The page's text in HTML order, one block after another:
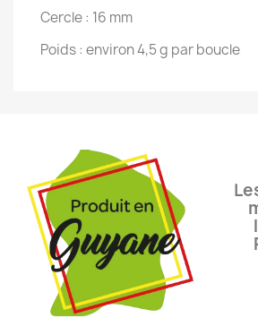
Cercle : 16 mm
Poids : environ 4,5 g par boucle